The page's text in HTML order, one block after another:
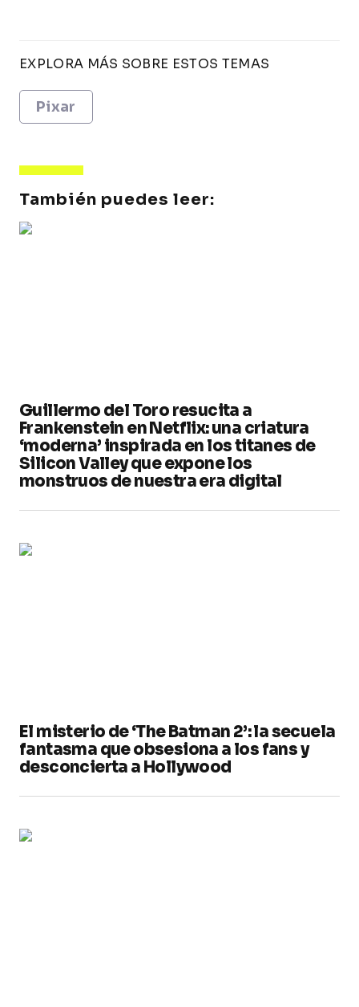
EXPLORA MÁS SOBRE ESTOS TEMAS
Pixar
También puedes leer:
Guillermo del Toro resucita a
Frankenstein en Netflix: una criatura
‘moderna’ inspirada en los titanes de
Silicon Valley que expone los
monstruos de nuestra era digital
El misterio de ‘The Batman 2’: la secuela
fantasma que obsesiona a los fans y
desconcierta a Hollywood